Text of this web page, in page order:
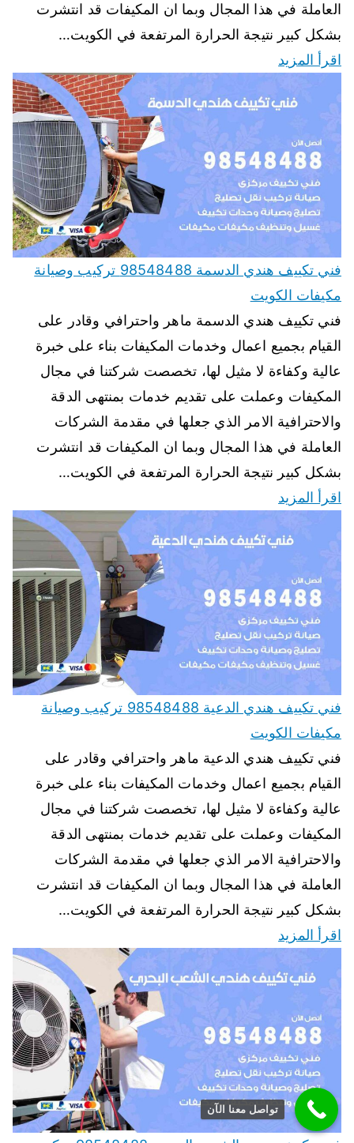
العاملة في هذا المجال وبما ان المكيفات قد انتشرت
بشكل كبير نتيجة الحرارة المرتفعة في الكويت…
اقرأ المزيد
فني تكييف هندي الدسمة 98548488 تركيب وصيانة
مكيفات الكويت
فني تكييف هندي الدسمة ماهر واحترافي وقادر على
القيام بجميع اعمال وخدمات المكيفات بناء على خبرة
عالية وكفاءة لا مثيل لها، تخصصت شركتنا في مجال
المكيفات وعملت على تقديم خدمات بمنتهى الدقة
والاحترافية الامر الذي جعلها في مقدمة الشركات
العاملة في هذا المجال وبما ان المكيفات قد انتشرت
بشكل كبير نتيجة الحرارة المرتفعة في الكويت…
اقرأ المزيد
فني تكييف هندي الدعية 98548488 تركيب وصيانة
مكيفات الكويت
فني تكييف هندي الدعية ماهر واحترافي وقادر على
القيام بجميع اعمال وخدمات المكيفات بناء على خبرة
عالية وكفاءة لا مثيل لها، تخصصت شركتنا في مجال
المكيفات وعملت على تقديم خدمات بمنتهى الدقة
والاحترافية الامر الذي جعلها في مقدمة الشركات
العاملة في هذا المجال وبما ان المكيفات قد انتشرت
بشكل كبير نتيجة الحرارة المرتفعة في الكويت…
اقرأ المزيد
تواصل معنا الآن